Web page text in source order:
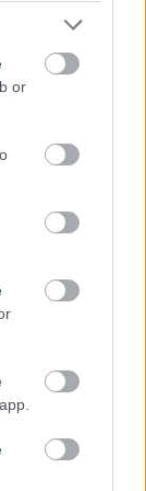
or
és
"nyílt"
vállalat
de